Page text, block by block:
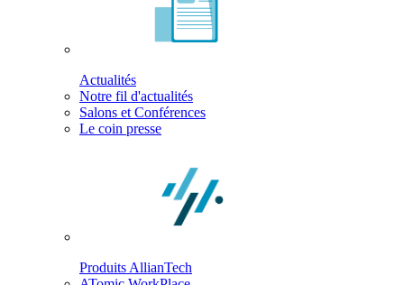
Actualités
Notre fil d'actualités
Salons et Conférences
Le coin presse
Produits AllianTech